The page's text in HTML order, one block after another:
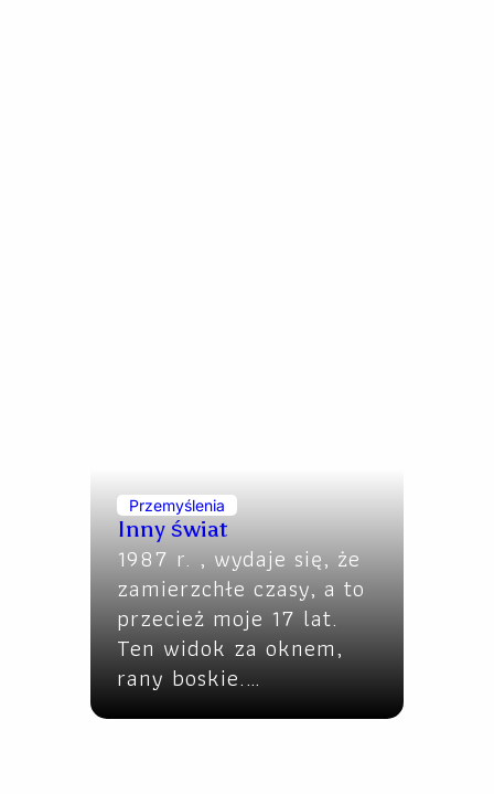
Przemyślenia
Inny świat
1987 r. , wydaje się, że
zamierzchłe czasy, a to
przecież moje 17 lat.
Ten widok za oknem,
rany boskie.…